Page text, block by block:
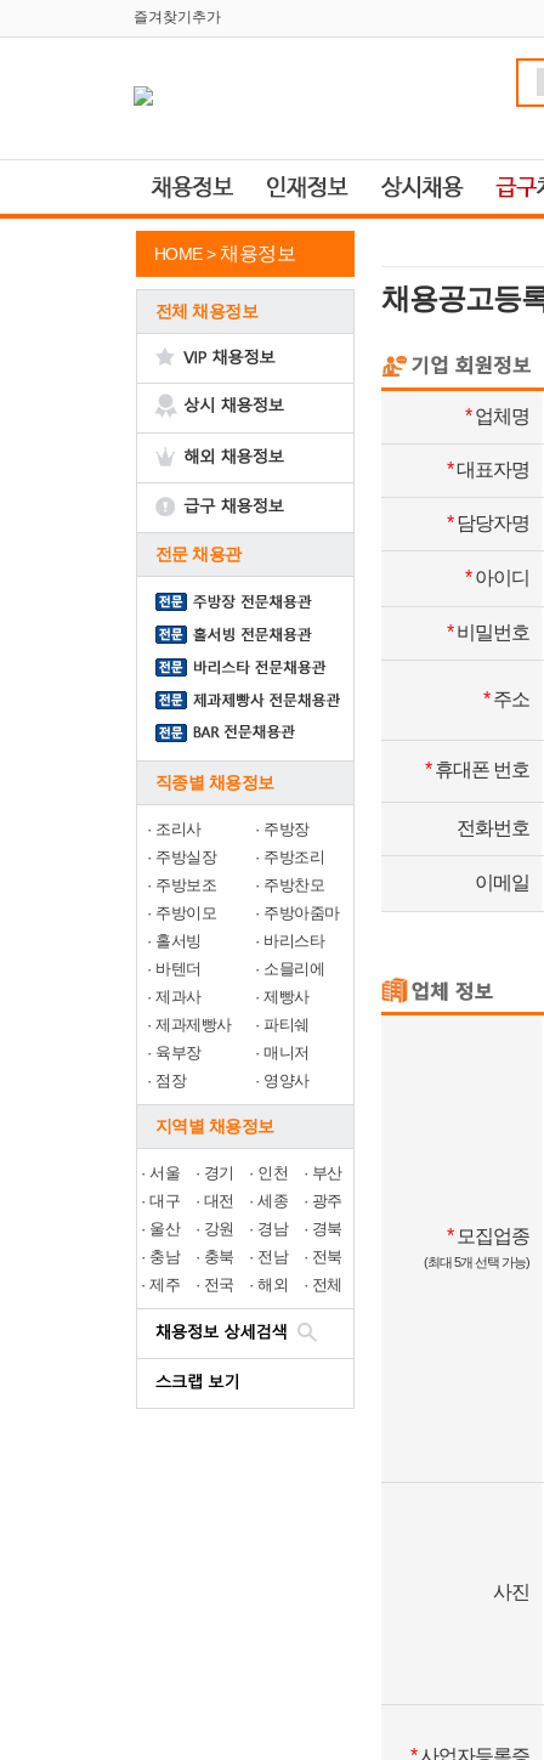
즐겨찾기추가
HOME > 채용정보
전체 채용정보
전문 채용관
직종별 채용정보
· 조리사 · 주방장
· 주방실장 · 주방조리
· 주방보조 · 주방찬모
· 주방이모 · 주방아줌마
· 홀서빙 · 바리스타
· 바텐더 · 소믈리에
·제과사 ·제빵사
·제과제빵사 ·파티쉐
· 육부장 ·매니저
· 점장 · 영양사
지역별 채용정보
· 서울 · 경기 · 인천 · 부산
· 대구 · 대전 · 세종 · 광주
· 울산 · 강원 · 경남 · 경북
· 충남 · 충북 · 전남 · 전북
· 제주 · 전국 · 해외 · 전체
채용공고등
*업체명
*대표자명
*담당자명
*아이디
*비밀번호
*주소
*휴대폰 번호
전화번호
이메일
*모집업종
(최대 5개 선택 가능)
사진
*사업자등록증